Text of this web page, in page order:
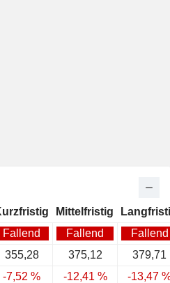
Mittelfristig
Fallend Fallend
Fallend
355,28 375,12
379,71
-7,52 % -12,41 %
-13,47